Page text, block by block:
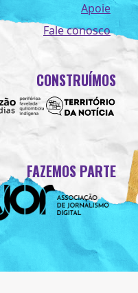
Apoie
Fale conosco
CONSTRUÍMOS
FAZEMOS PARTE